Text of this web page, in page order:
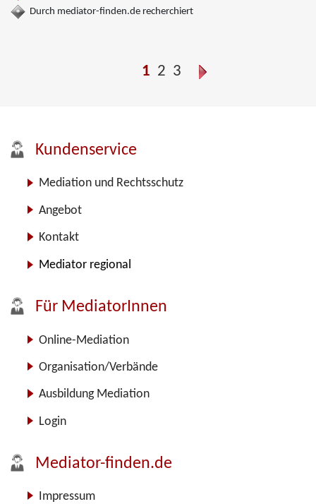
Durch mediator-finden.de recherchiert
1 2 3
Kundenservice
Mediation und Rechtsschutz
Angebot
Kontakt
Mediator regional
Für MediatorInnen
Online-Mediation
Organisation/Verbände
Ausbildung Mediation
Login
Mediator-finden.de
Impressum